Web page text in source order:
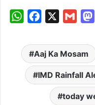
W
a
s
A
c
e
b
o
a
i
l
Aaj Ka Mosam
IMD Rainfall
today